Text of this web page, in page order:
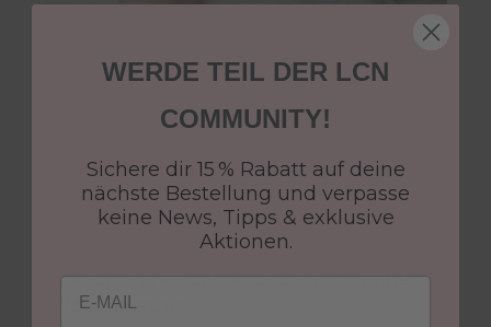
DEINEM EIGENEN BUSINESS
6 Tage
Unsere exklusive Komplettschulung bietet
dir eine praxisnahe Ausbildung auf
höchstem Niveau – perfekt für alle, die
Qualität, Individualität und nachhaltigen
Erfolg schätzen.
WERDE TEIL DER LCN
COMMUNITY!
Sichere dir 15 % Rabatt auf deine
nächste Bestellung und verpasse
keine News, Tipps & exklusive
Aktionen.
Email